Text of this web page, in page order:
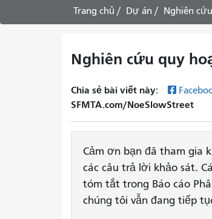
Trang chủ Dự án Nghiên
Nghiên cứu quy
Chia sẻ bài viết này:
SFMTA.com/NoeSlowStreet
Cảm ơn bạn đã tham gia
các câu trả lời khảo sát.
tóm tắt trong Báo cáo
chúng tôi vẫn đang tiếp